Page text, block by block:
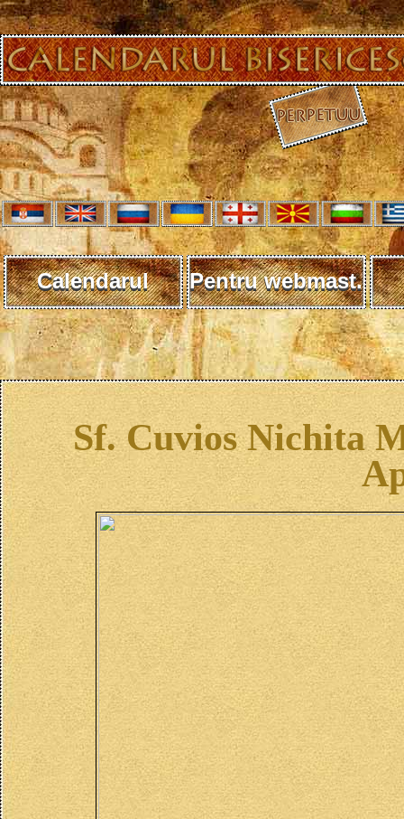
Calendarul Pentru webmast.
Sf. Cuvios Nichita